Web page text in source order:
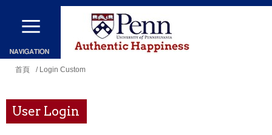
移
主
內
您
這
裡
首頁 / Login Custom
User Login